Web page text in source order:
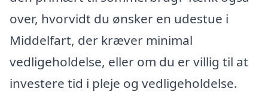
over, hvorvidt du ønsker en udestue i
Middelfart, der kræver minimal
vedligeholdelse, eller om du er villig til at
investere tid i pleje og vedligeholdelse.